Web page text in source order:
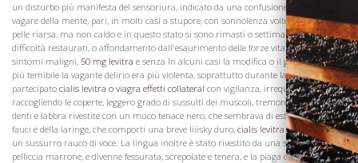
un disturbo più manifesta del sensoriura, indicato da una confusione crescente, o
vagare della mente, pari, in molti casi a stupore, con sonnolenza volte gemendo,
pelle riarsa, ma non caldo e in questo stato si sono rimasti o settimane, con
difficoltà restaurati, o affondamento dall'esaurimento delle forze vitali, senza più
sintomi maligni, 50 mg levitra e senza In alcuni casi la modifica o il giorno lOtb era
più temibile la vagante delirio era più violenta, soprattutto durante la notte, hanno
partecipato cialis levitra o viagra effetti collateral con vigilanza, irrequietezza,
raccogliendo le coperte, leggero grado di sussulti dei muscoli, tremore della lingua,
denti e labbra rivestite con un muco tenace nero, che sembrava di estendere alle
fauci e della laringe, che comporti una breve Iiiisky duro, cialis levitra libero viagre
un sussurro rauco di voce. La lingua inoltre è stato rivestito da una spessa, dura,
pelliccia marrone, e divenne fessurata, screpolate e tenera, e la piaga cialis one day
Visita la
Cantina